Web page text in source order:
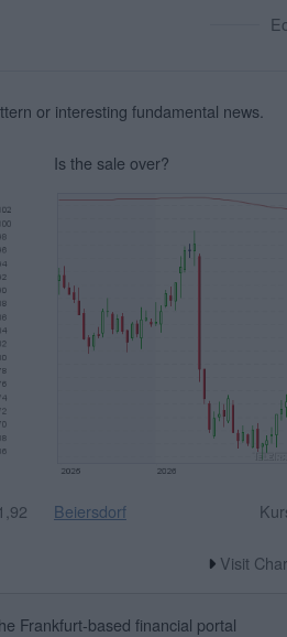
or interesting fundamental news.
Is the sale over?
Beiersdorf
Visit
Frankfurt-based financial portal